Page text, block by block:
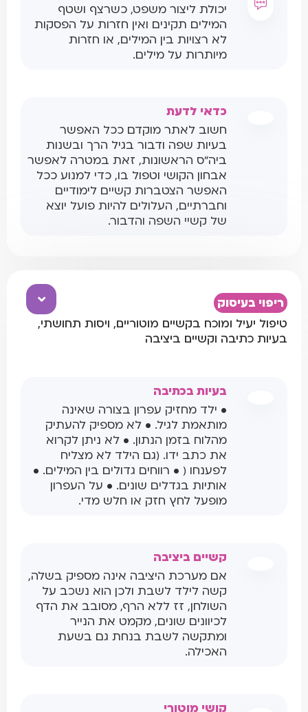
יכולת ליצור משפט, כשרצף ושטף
המילים תקינים ואין חזרות על הפסקות
לא רצויות בין המילים, או חזרות
מיותרות על מילים.
כדאי לדעת
חשוב לאתר מוקדם ככל האפשר
בעיות שפה ודבור בגיל הרך ובשנות
ביה"ס הראשונות, זאת במטרה לאפשר
אבחון הקושי וטפול בו, כדי למנוע ככל
האפשר הצטברות קשיים לימודיים
וחברתיים, העלולים להיות פועל יוצא
של קשיי השפה והדבור.
ריפוי בעיסוק
טיפול יעיל ומוכח בקשיים מוטוריים, ויסות תחושתי,
בעיות כתיבה וקשיים ביציבה
בעיות בכתיבה
• ילד מחזיק עפרון בצורה שאינה
מותאמת לגיל. • לא מספיק להעתיק
מהלוח בזמן הנתון. • לא ניתן לקרוא
את כתב ידו. (גם הילד לא מצליח
לפענחו ( • רווחים גדולים בין המילים. •
אותיות בגדלים שונים. • על העפרון
מופעל לחץ חזק או חלש מדי.
קשיים ביציבה
אם מערכת היציבה אינה מספיק בשלה,
קשה לילד לשבת ולכן הוא נשכב על
השולחן, זז ללא הרף, מסובב את הדף
לכיוונים שונים, מקמט את הנייר
ומתקשה לשבת בנחת גם בשעת
האכילה.
קושי מוטורי